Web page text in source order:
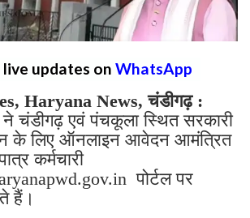
updates on WhatsApp
Haryana News, चंडीगढ़ :
ने चंडीगढ़ एवं पंचकूला स्थित सरकारी
के लिए ऑनलाइन आवेदन आमंत्रित
कर्मचारी
पोर्टल पर
हैं।